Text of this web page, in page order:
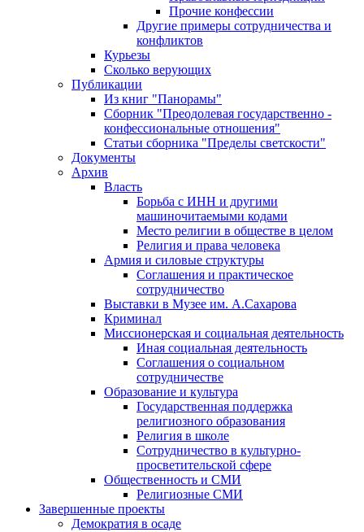
Прочие конфессии
Другие примеры сотрудничества и
конфликтов
Курьезы
Сколько верующих
Публикации
Из книг "Панорамы"
Сборник "Преодолевая государственно -
конфессиональные отношения"
Статьи сборника "Пределы светскости"
Документы
Архив
Власть
Борьба с ИНН и другими
машиночитаемыми кодами
Место религии в обществе в целом
Религия и права человека
Армия и силовые структуры
Соглашения и практическое
сотрудничество
Выставки в Музее им. А.Сахарова
Криминал
Миссионерская и социальная деятельность
Иная социальная деятельность
Соглашения о социальном
сотрудничестве
Образование и культура
Государственная поддержка
религиозного образования
Религия в школе
Сотрудничество в культурно-
просветительской сфере
Общественность и СМИ
Религиозные СМИ
Завершенные проекты
Демократия в осаде